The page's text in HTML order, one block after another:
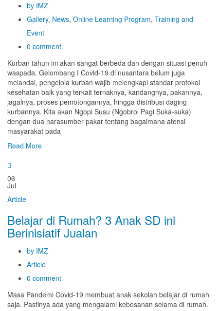
by IMZ
Gallery, News, Online Learning Program, Training and
Event
0 comment
Kurban tahun ini akan sangat berbeda dan dengan situasi penuh
waspada. Gelombang I Covid-19 di nusantara belum juga
melandai, pengelola kurban wajib melengkapi standar protokol
kesehatan baik yang terkait ternaknya, kandangnya, pakannya,
jagalnya, proses pemotongannya, hingga distribusi daging
kurbannya. Kita akan Ngopi Susu (Ngobrol Pagi Suka-suka)
dengan dua narasumber pakar tentang bagaimana atensi
masyarakat pada
Read More
06
Jul
Article
Belajar di Rumah? 3 Anak SD ini
Berinisiatif Jualan
by IMZ
Article
0 comment
Masa Pandemi Covid-19 membuat anak sekolah belajar di rumah
saja. Pastinya ada yang mengalami kebosanan selama di rumah.